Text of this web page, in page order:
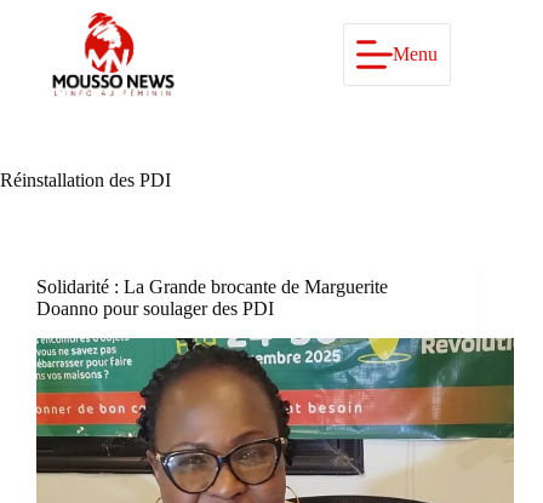
Menu
Réinstallation des PDI
Solidarité : La Grande brocante de Marguerite
Doanno pour soulager des PDI